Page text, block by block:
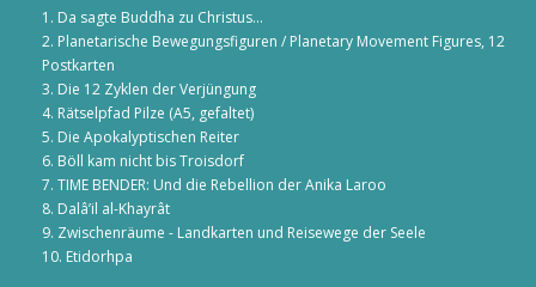
Da sagte Buddha zu Christus...
Planetarische Bewegungsfiguren / Planetary Movement Figures, 12
Postkarten
Die 12 Zyklen der Verjüngung
Rätselpfad Pilze (A5, gefaltet)
Die Apokalyptischen Reiter
Böll kam nicht bis Troisdorf
TIME BENDER: Und die Rebellion der Anika Laroo
Dalâ’il al-Khayrât
Zwischenräume - Landkarten und Reisewege der Seele
Etidorhpa